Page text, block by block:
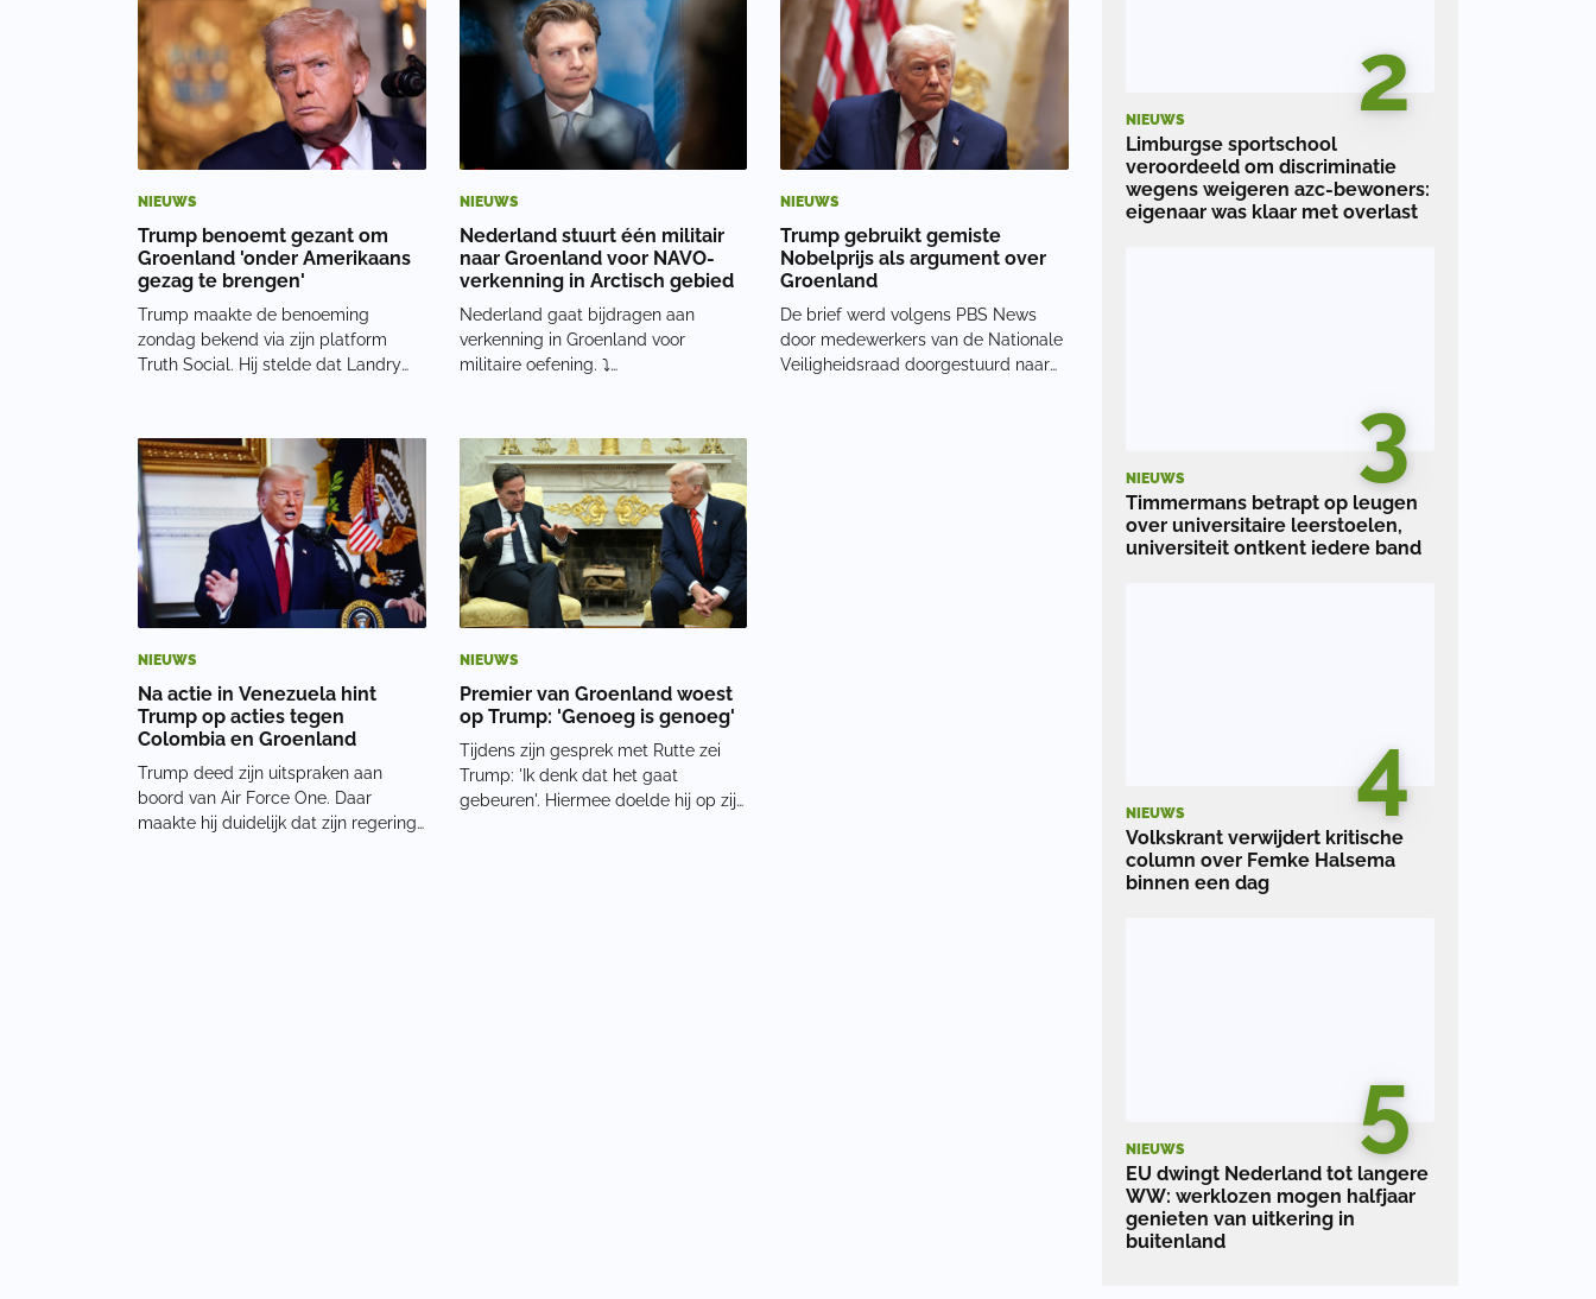
de aanwezigh
bekend via zijn platform Truth Social
en ko
57.000 inwoners. Het idee word
NIEUWS
Trump benoemt gezant om
Groenland 'onder Amerikaans
gezag te brengen'
Trump maakte de benoeming
zondag bekend via zijn platform
Truth Social. Hij stelde dat Landry
semi-autonoom gebied binnen het
Deense koninkrijk. ‘We hebben
Groenland nodig’Trump liet z
NIEUWS
Nederland stuurt één militair
naar Groenland voor NAVO-
verkenning in Arctisch gebied
Nederland gaat bijdragen aan
verkenning in Groenland voor
militaire oefening. ⤵️
January 15, 2026 Naast Nederland
sturen ook Duitsland, het Verenigd
Koninkrijk, Frankrijk, Noorwegen,
Zweden
NIEUWS
Trump gebruikt gemiste
Nobelprijs als argument over
Groenland
De brief werd volgens PBS News
door medewerkers van de Nationale
Veiligheidsraad doorgestuurd naar
NIEUWS
Na actie in Venezuela hint
Trump op acties tegen
Colombia en Groenland
Trump deed zijn uitspraken aan
boord van Air Force One. Daar
maakte hij duidelijk dat zijn regering
NIEUWS
Premier van Groenland woest
op Trump: 'Genoeg is genoeg'
Tijdens zijn gesprek met Rutte zei
Trump: 'Ik denk dat het gaat
gebeuren'. Hiermee doelde hij op zijn
2
NIEUWS
Limburgse sportschool
veroordeeld om discriminatie
wegens weigeren azc-bewoners:
eigenaar was klaar met overlast
3
NIEUWS
Timmermans betrapt op leugen
over universitaire leerstoelen,
universiteit ontkent iedere band
4
NIEUWS
Volkskrant verwijdert kritische
column over Femke Halsema
binnen een dag
5
NIEUWS
EU dwingt Nederland tot langere
WW: werklozen mogen halfjaar
genieten van uitkering in
buitenland